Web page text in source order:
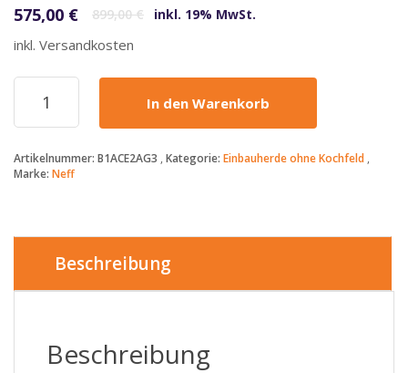
899,00€
575,00 € inkl. 19% MwSt.
inkl. Versandkosten
NEFF
575€
B1ACE2AG3
-
CircoTherm®
Menge
In den Warenkorb
Artikelnummer: B1ACE2AG3 Kategorie: Einbauherde ohne Kochfeld
Marke: Neff
Beschreibung
Beschreibung